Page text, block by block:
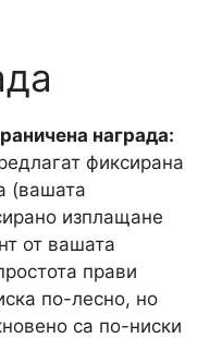
награда:
фиксирана
(вашата
изплащане
от вашата
прави
по-лесно, но
са по-ниски